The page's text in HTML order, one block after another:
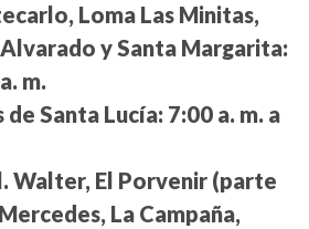
Loma Las Minitas,
y Santa Margarita:
m.
de Santa Lucía: 7:00 a. m. a
Walter, El Porvenir (parte
La Campaña,